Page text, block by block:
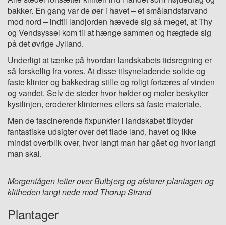
bakker. En gang var de øer i havet – et smålandsfarvand
mod nord – indtil landjorden hævede sig så meget, at Thy
og Vendsyssel kom til at hænge sammen og hægtede sig
på det øvrige Jylland.
Underligt at tænke på hvordan landskabets tidsregning er
så forskellig fra vores. At disse tilsyneladende solide og
faste klinter og bakkedrag stille og roligt fortæres af vinden
og vandet. Selv de steder hvor høfder og moler beskytter
kystlinjen, eroderer klinternes ellers så faste materiale.
Men de fascinerende fixpunkter i landskabet tilbyder
fantastiske udsigter over det flade land, havet og ikke
mindst overblik over, hvor langt man har gået og hvor langt
man skal.
Morgentågen letter over Bulbjerg og afslører plantagen og
klitheden langt nede mod Thorup Strand
Plantager